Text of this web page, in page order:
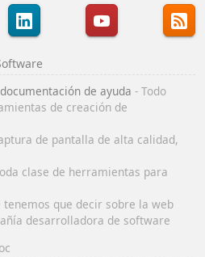
de ayuda - Todo
de creación de
de pantalla de alta calidad,
clase de herramientas para
que decir sobre la web
desarrolladora de software